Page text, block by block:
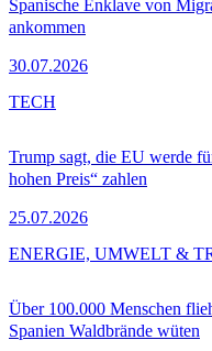
Spanische Enklave von
ankommen
30.07.2026
Trump sagt, die EU werde
hohen Preis“ zahlen
25.07.2026
TECH
Über 100.000 Menschen
Spanien Waldbrände wüten
ENERGIE, UMWELT &